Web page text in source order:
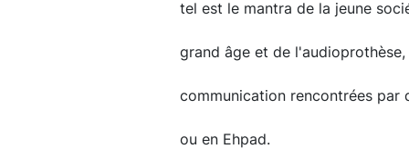
tel est le mantra de la jeune
grand âge et de
communication rencontrées par
ou en Ehpad.